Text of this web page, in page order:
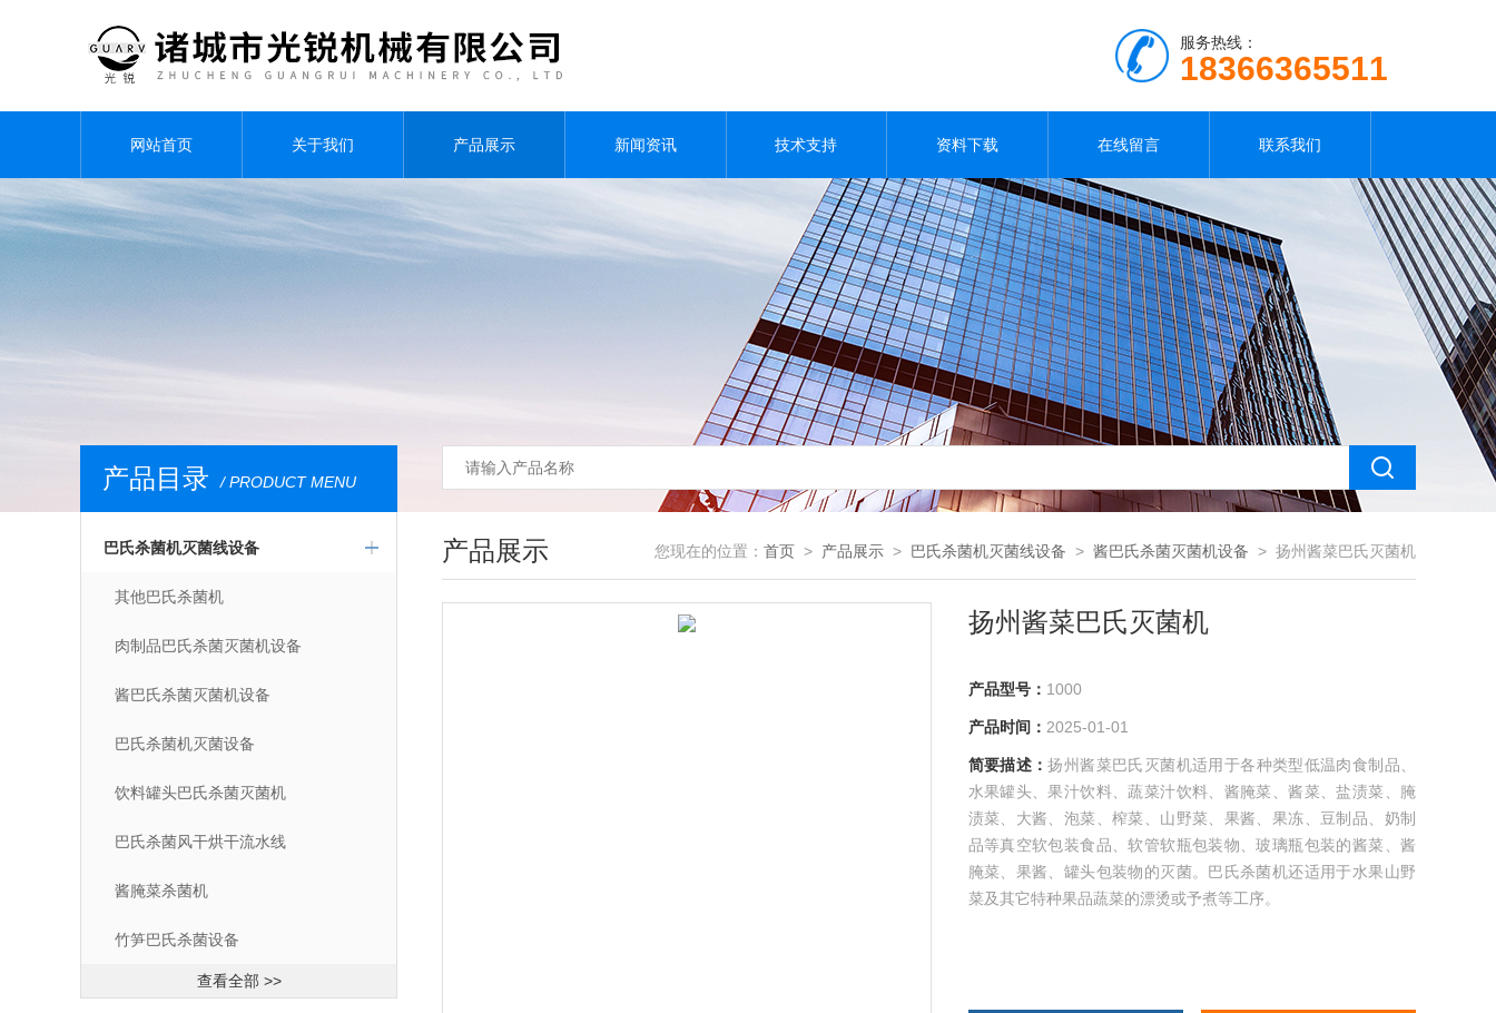
服务热线：
18366365511
网站首页 关于我们 产品展示 新闻资讯 技术支持 资料下载 在线留言 联系我们
产品目录 / PRODUCT MENU
巴氏杀菌机灭菌线设备
其他巴氏杀菌机
肉制品巴氏杀菌灭菌机设备
酱巴氏杀菌灭菌机设备
巴氏杀菌机灭菌设备
饮料罐头巴氏杀菌灭菌机
巴氏杀菌风干烘干流水线
酱腌菜杀菌机
竹笋巴氏杀菌设备
查看全部 >>
产品展示 您现在的位置： 首页 > 产品展示 > 巴氏杀菌机灭菌线设备 > 酱巴氏杀菌灭菌机设备 > 扬州酱菜巴氏灭菌机
扬州酱菜巴氏灭菌机
产品型号： 1000
产品时间： 2025-01-01
简要描述：扬州酱菜巴氏灭菌机适用于各种类型低温肉食制品、
水果罐头、果汁饮料、蔬菜汁饮料、酱腌菜、酱菜、盐渍菜、腌
渍菜、大酱、泡菜、榨菜、山野菜、果酱、果冻、豆制品、奶制
品等真空软包装食品、软管软瓶包装物、玻璃瓶包装的酱菜、酱
腌菜、果酱、罐头包装物的灭菌。巴氏杀菌机还适用于水果山野
菜及其它特种果品蔬菜的漂烫或予煮等工序。